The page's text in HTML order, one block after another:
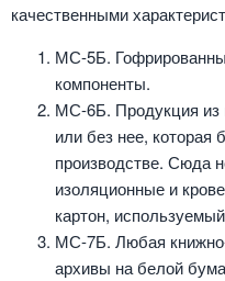
качественными
МС-5Б.
компоненты.
МС-6Б. Продукция из
или без нее,
производстве. Сюда
изоляционные и
картон,
МС-7Б. Любая
архивы на белой